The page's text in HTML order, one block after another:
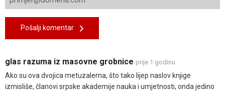
Pošalji komentar
glas razuma iz masovne grobnice prije 1 godinu
Ako su ova dvojica metuzalema, što tako lijep naslov knjige
izmisliše, članovi srpske akademije nauka i umjetnosti, onda jedino